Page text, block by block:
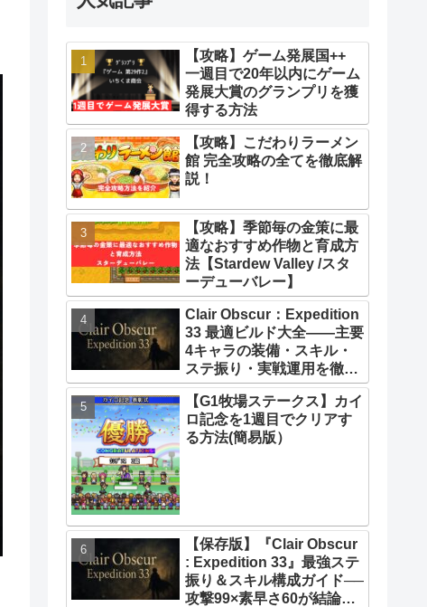
【攻略】ゲーム発展国++
一週目で20年以内にゲーム
発展大賞のグランプリを獲
得する方法
【攻略】こだわりラーメン
館 完全攻略の全てを徹底解
説！
【攻略】季節毎の金策に最
適なおすすめ作物と育成方
法【Stardew Valley /スタ
ーデューバレー】
Clair Obscur：Expedition
33 最適ビルド大全――主要
4キャラの装備・スキル・
ステ振り・実戦運用を徹底
解説【クレールオブスキュ
ール エクスペディション
33】【攻略】
【G1牧場ステークス】カイ
ロ記念を1週目でクリアす
る方法(簡易版）
【保存版】『Clair Obscur
: Expedition 33』最強ステ
振り＆スキル構成ガイド──
攻撃99×素早さ60が結論！